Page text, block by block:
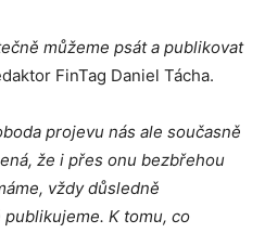
můžeme psát a publikovat
FinTag Daniel Tácha.
projevu nás ale současně
že i přes onu bezbřehou
vždy důsledně
K tomu, co